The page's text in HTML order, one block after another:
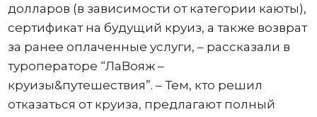
долларов (в зависимости от категории каюты),
сертификат на будущий круиз, а также возврат
за ранее оплаченные услуги, – рассказали в
туроператоре “ЛаВояж –
круизы&путешествия”. – Тем, кто решил
отказаться от круиза, предлагают полный